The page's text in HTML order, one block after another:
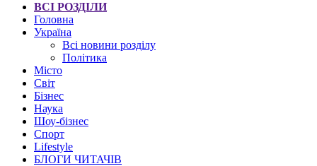
ВСІ РОЗДІЛИ
Головна
Україна
Всі новини розділу
Політика
Місто
Світ
Бізнес
Наука
Шоу-бізнес
Спорт
Lifestyle
БЛОГИ ЧИТАЧІВ